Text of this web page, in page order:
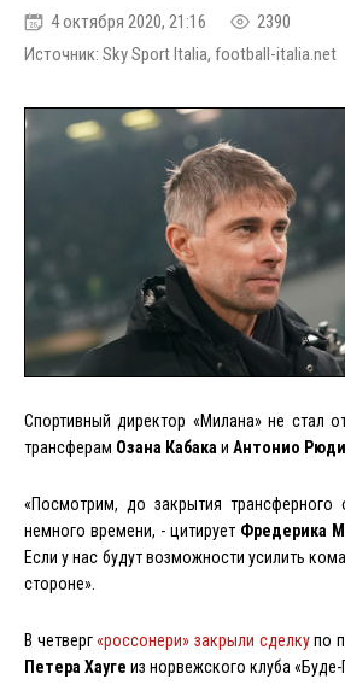
4 октября 2020, 21:16
2390
Источник: Sky Sport Italia, football-italia.net
Спортивный директор «Милана» не стал
трансферам Озана Кабака и Антонио
«Посмотрим, до закрытия трансферного
немного времени, - цитирует Фредерика
Если у нас будут возможности усилить
стороне».
В четверг«россонери» закрыли сделкупо
Петера Хауге из норвежского клуба «Буде-